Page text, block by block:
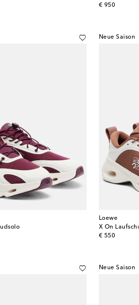
€ 950
original price
Neue Saison
Loewe
X On
€ 550
original price
Neue Saison